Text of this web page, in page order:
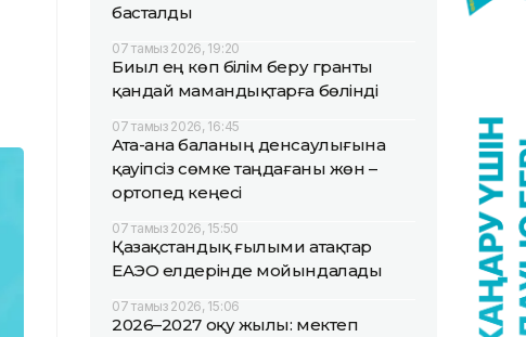
басталды
07 тамыз 2026, 19:20
Биыл ең көп білім беру гранты
қандай мамандықтарға бөлінді
07 тамыз 2026, 16:45
Ата-ана баланың денсаулығына
қауіпсіз сөмке таңдағаны жөн –
ортопед кеңесі
07 тамыз 2026, 15:50
Қазақстандық ғылыми атақтар
ЕАЭО елдерінде мойындалады
07 тамыз 2026, 15:06
2026–2027 оқу жылы: мектеп